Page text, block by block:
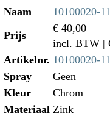
Naam
10100020-
Prijs
€ 40,00
incl. BTW |
Artikelnr. 10100020-11
Spray
Geen
Kleur
Chrom
Materiaal Zink